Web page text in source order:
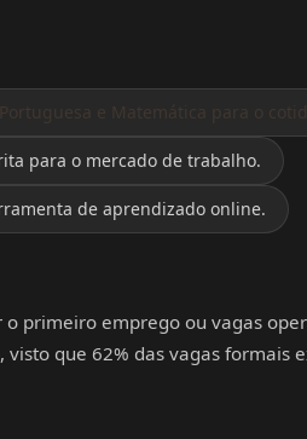
e Matemática para o
para o mercado de trabalho.
de aprendizado online.
primeiro emprego ou vagas
que 62% das vagas formais